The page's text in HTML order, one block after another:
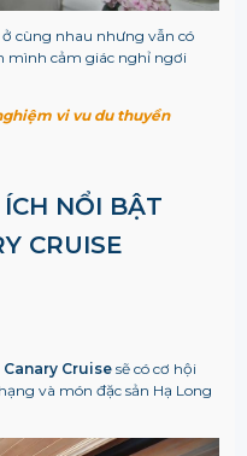
cùng nhau nhưng vẫn có
mình cảm giác nghỉ ngơi
vi vu du thuyền
NỔI BẬT
CRUISE
Canary Cruise sẽ có cơ hội
và món đặc sản Hạ Long